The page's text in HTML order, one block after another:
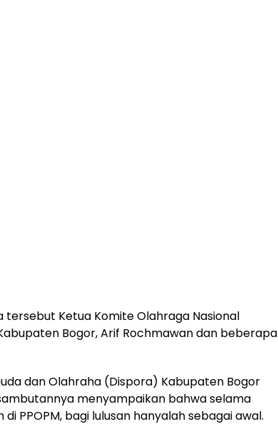
tersebut Ketua Komite Olahraga Nasional
Bogor, Arif Rochmawan dan beberapa
dan Olahraha (Dispora) Kabupaten Bogor
menyampaikan bahwa selama
PPOPM, bagi lulusan hanyalah sebagai awal.